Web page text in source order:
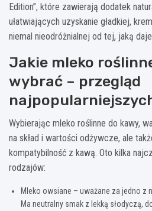
Edition”, które zawierają dodatek
ułatwiających uzyskanie gładkiej,
niemal nieodróżnialnej od tej, jaką
Jakie mleko
wybrać – przegląd
Wybierając mleko roślinne do kawy,
na skład i wartości odżywcze, ale
kompatybilność z kawą. Oto kilka
rodzajów:
Mleko owsiane – uważane za jedno z
Ma neutralny smak z lekką słodyczą,